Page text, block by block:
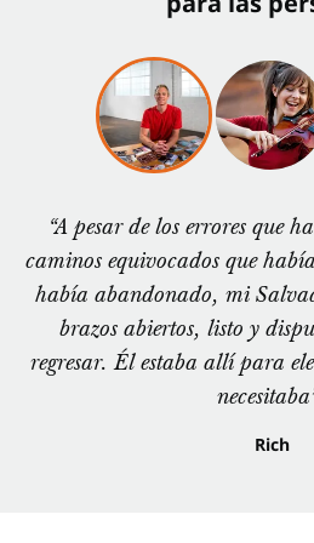
“A pesar de los errores que
caminos equivocados que
había abandonado, mi
brazos abiertos, listo y
regresar. Él estaba allí para
Rich